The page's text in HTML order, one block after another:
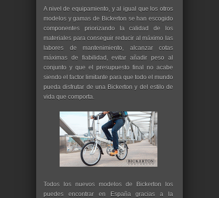
A nivel de equipamiento, y al igual que los otros
modelos y gamas de Bickerton se han escogido
componentes priorizando la calidad de los
materiales para conseguir reducir al máximo las
labores de mantenimiento, alcanzar cotas
máximas de fiabilidad, evitar añadir peso al
conjunto y que el presupuesto final no acabe
siendo el factor limitante para que todo el mundo
pueda disfrutar de una Bickerton y del estilo de
vida que comporta.
Todos los nuevos modelos de Bickerton los
puedes encontrar en España gracias a la